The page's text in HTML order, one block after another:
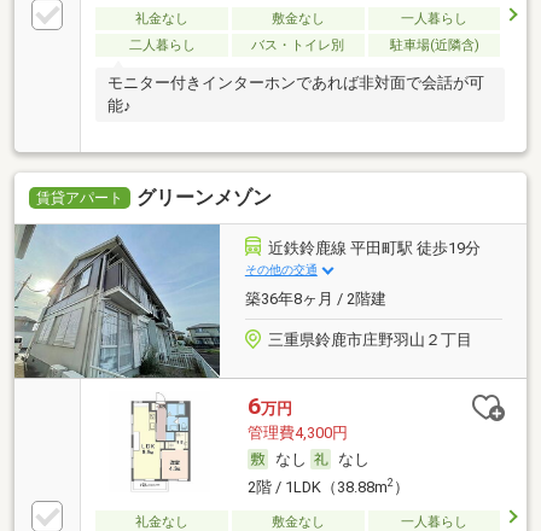
礼金なし 敷金なし
一人暮らし
二人暮らし
バス・トイレ別 駐車場(近隣含)
モニター付きインターホンであれば非対面で会話が可
能♪
賃貸アパート グリーンメゾン
近鉄鈴鹿線 平田町駅 徒歩19分
その他の交通
築36年8ヶ月 / 2階建
三重県鈴鹿市庄野羽山２丁目
6万円
管理費4,300円
なし
なし
2階 / 1LDK（38.88m2）
礼金なし 敷金なし
一人暮らし